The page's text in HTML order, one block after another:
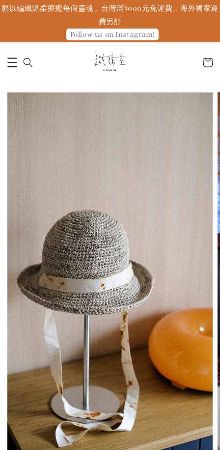
願以編織溫柔療癒每個靈魂，台灣滿3000元免運費，海外國家運
費另計
Follow us on Instagram!